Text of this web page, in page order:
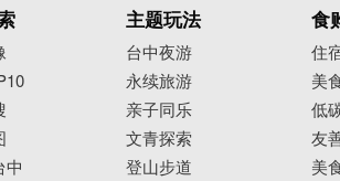
中
主题玩法
台中夜游
永续旅游
亲子同乐
文青探索
登山步道
食
住
美
低
友
美